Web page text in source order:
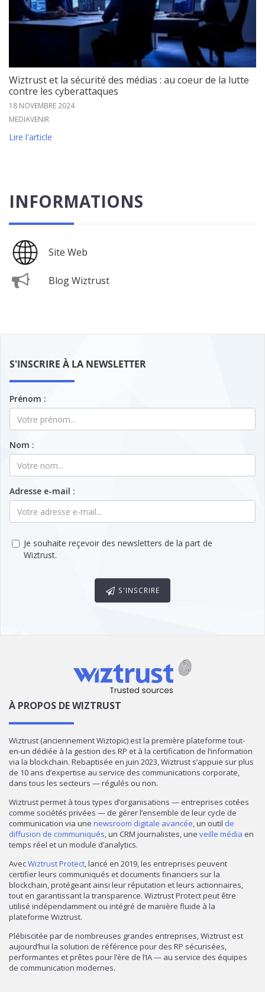
Wiztrust et la sécurité des médias : au coeur de la lutte
contre les cyberattaques
18 NOVEMBRE 2024
MEDIAVENIR
Lire l'article
INFORMATIONS
Site Web
Blog Wiztrust
S'INSCRIRE À LA NEWSLETTER
Prénom :
Nom :
Adresse e-mail :
Je souhaite reçevoir des newsletters de la part de
Wiztrust.
S'INSCRIRE
À PROPOS DE WIZTRUST
Wiztrust (anciennement Wiztopic) est la première plateforme tout-
en-un dédiée à la gestion des RP et à la certification de l’information
via la blockchain. Rebaptisée en juin 2023, Wiztrust s’appuie sur plus
de 10 ans d’expertise au service des communications corporate,
dans tous les secteurs — régulés ou non.
Wiztrust permet à tous types d’organisations — entreprises cotées
comme sociétés privées — de gérer l’ensemble de leur cycle de
communication via une newsroom digitale avancée, un outil de
diffusion de communiqués, un CRM journalistes, une veille média en
temps réel et un module d’analytics.
AvecWiztrust Protect, lancé en 2019, les entreprises peuvent
certifier leurs communiqués et documents financiers sur la
blockchain, protégeant ainsi leur réputation et leurs actionnaires,
tout en garantissant la transparence. Wiztrust Protect peut être
utilisé indépendamment ou intégré de manière fluide à la
plateforme Wiztrust.
Plébiscitée par de nombreuses grandes entreprises, Wiztrust est
aujourd’hui la solution de référence pour des RP sécurisées,
performantes et prêtes pour l’ère de l’IA — au service des équipes
de communication modernes.